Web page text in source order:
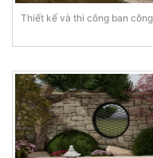
Thiết kế và thi công ban